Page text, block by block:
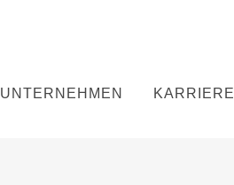
UNTERNEHMEN KARRIERE